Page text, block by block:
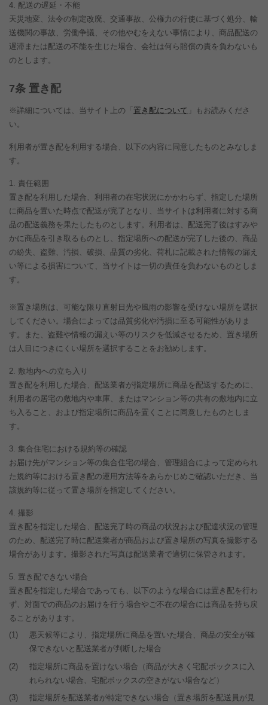
配送の遅延・不能
天災地変、法令の制定改廃、交通事故、公権力の行使に基づく処分、輸
送機関の事故、労働争議、その他やむをえない事情により、商品配送の
遅滞または配送の不能を生じた場合、会社は何ら賠償の責を負わないも
のとします。
条 置き配
※詳細については、当サイト上の「 置き配について 」もお読みくださ
い。
利用者が置き配を利用する場合、以下の内容に同意したものとみなしま
す。
責任範囲
置き配を利用した場合、利用者の在宅状況にかかわらず、指定した場所
に商品を置いた時点で配送が完了となり、当サイトは利用者に対する商
品の配送義務を果たしたものとします。利用者は、配送完了後はすみや
かに商品を引き取るものとし、指定場所への配送が完了した後の、商品
の紛失、盗難、汚損、破損、品質の劣化、荷札に記載された情報の漏え
い等による損害について、当サイトは一切の責任を負わないものとしま
す。
※置き場所は、可能な限り直射日光や風雨の影響を受けない場所を選択
してください。場合によっては品質劣化や汚損に至る可能性がありま
す。また、盗難や情報の漏えい等のリスクを低減させるため、置き場所
は人目につきにくい場所を選択することをお勧めします。
敷地内への立ち入り
置き配を利用した場合、配送業者が指定場所に商品を配送するために、
利用者の居宅の敷地内や車庫、またはマンション等の共有の敷地内に立
ち入ること、および指定場所に商品を置くことに同意したものとしま
す。
集合住宅における規約等の確認
お届け先がマンション等の集合住宅の場合、管理組合によって定められ
た規約等における置き配の運用方法等をあらかじめご確認いただき、当
該規約等に従って置き場所を指定してください。
撮影
置き配を指定した場合、配送完了時の商品の状況および配達状況の管理
のため、配送完了時に配送業者が商品および置き場所の写真を撮影する
場合があります。撮影された写真は配送業者で適切に保管されます。
置き配できない場合
置き配を指定した場合であっても、以下のような場合には置き配を行わ
ず、対面での商品のお届けを行う場合やご不在の場合には商品を持ち戻
ることがあります。
(1)
悪天候等により、指定場所に商品を置いた場合、商品の安全が確
保できないと配送業者が判断した場合
(2)
指定場所に商品を置けない場合（商品が大きく宅配ボックスに入
れられない場合、宅配ボックスの空きがない場合など）
(3)
指定場所を配送業者が特定できない場合（置き場所を配送員が見